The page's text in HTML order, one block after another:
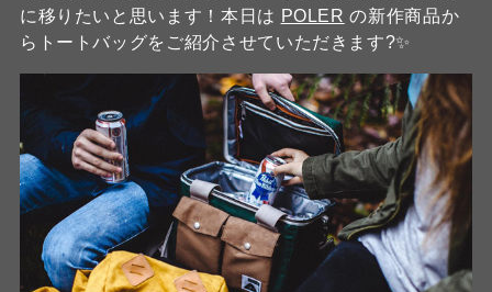
に移りたいと思います！本日は POLER の新作商品か
らトートバッグをご紹介させていただきます?✨